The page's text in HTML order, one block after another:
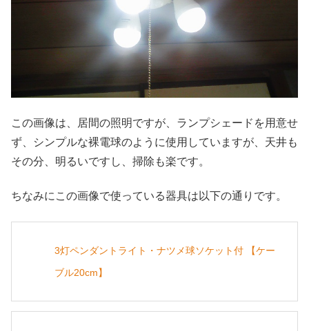
この画像は、居間の照明ですが、ランプシェードを用意せ
ず、シンプルな裸電球のように使用していますが、天井も
その分、明るいですし、掃除も楽です。
ちなみにこの画像で使っている器具は以下の通りです。
3灯ペンダントライト・ナツメ球ソケット付 【ケー
ブル20cm】